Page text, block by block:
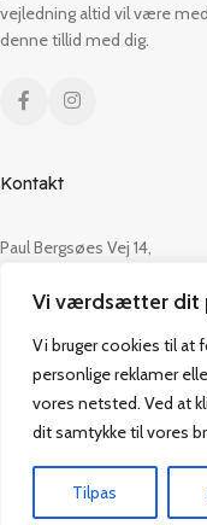
Vi værdsætter dit
Vi bruger cookies til at
personlige reklamer
vores netsted. Ved at
dit samtykke til vores
Tilpas
vejledning altid vil være
denne tillid med dig.
Kontakt
Paul Bergsøes Vej 14,
CVR: 42813915
admin@vakifforlag.dk
+45 26 24 2354